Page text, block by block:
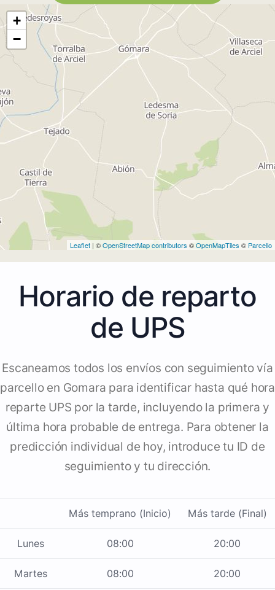
+
−
Leaflet | ©OpenStreetMap contributors ©OpenMapTiles © Parcello
Horario de reparto
de UPS
Escaneamos todos los envíos con seguimiento vía
parcello en Gomara para identificar hasta qué hora
reparte UPS por la tarde, incluyendo la primera y
última hora probable de entrega. Para obtener la
predicción individual de hoy, introduce tu ID de
seguimiento y tu dirección.
Más temprano (Inicio) Más tarde (Final)
Lunes 08:00 20:00
Martes 08:00 20:00